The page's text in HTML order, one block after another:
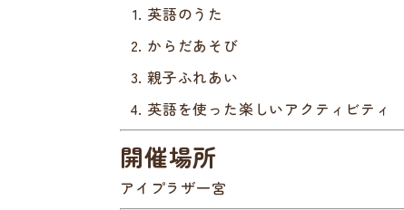
英語のうた
からだあそび
親子ふれあい
英語を使った楽しいアクティビティ
開催場所
アイプラザ一宮